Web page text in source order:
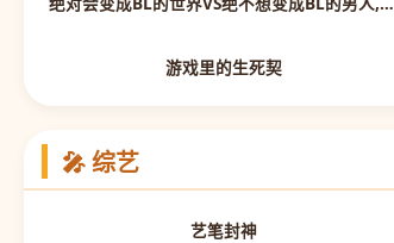
游戏里的生死契
🎤 综艺
先导片
艺笔封神